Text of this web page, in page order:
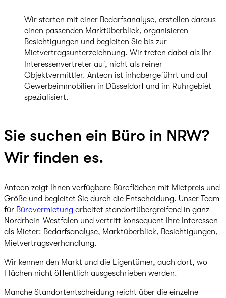
Wir starten mit einer Bedarfsanalyse, erstellen daraus
einen passenden Marktüberblick, organisieren
Besichtigungen und begleiten Sie bis zur
Mietvertragsunterzeichnung. Wir treten dabei als Ihr
Interessenvertreter auf, nicht als reiner
Objektvermittler. Anteon ist inhabergeführt und auf
Gewerbeimmobilien in Düsseldorf und im Ruhrgebiet
spezialisiert.
Sie suchen ein Büro in NRW?
Wir finden es.
Anteon zeigt Ihnen verfügbare Büroflächen mit Mietpreis und
Größe und begleitet Sie durch die Entscheidung. Unser Team
für Bürovermietung arbeitet standortübergreifend in ganz
Nordrhein-Westfalen und vertritt konsequent Ihre Interessen
als Mieter: Bedarfsanalyse, Marktüberblick, Besichtigungen,
Mietvertragsverhandlung.
Wir kennen den Markt und die Eigentümer, auch dort, wo
Flächen nicht öffentlich ausgeschrieben werden.
Manche Standortentscheidung reicht über die einzelne